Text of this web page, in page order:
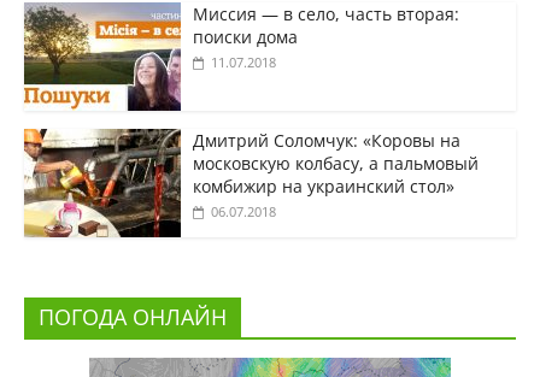
Миссия — в село, часть вторая:
поиски дома
11.07.2018
Дмитрий Соломчук: «Коровы на
московскую колбасу, а пальмовый
комбижир на украинский стол»
06.07.2018
ПОГОДА ОНЛАЙН